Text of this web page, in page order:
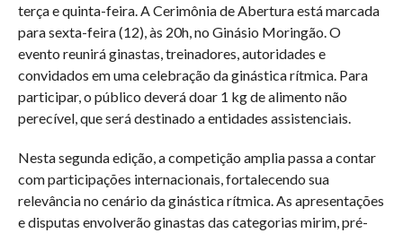
terça e quinta-feira. A Cerimônia de Abertura está marcada
para sexta-feira (12), às 20h, no Ginásio Moringão. O
evento reunirá ginastas, treinadores, autoridades e
convidados em uma celebração da ginástica rítmica. Para
participar, o público deverá doar 1 kg de alimento não
perecível, que será destinado a entidades assistenciais.
Nesta segunda edição, a competição amplia passa a contar
com participações internacionais, fortalecendo sua
relevância no cenário da ginástica rítmica. As apresentações
e disputas envolverão ginastas das categorias mirim, pré-